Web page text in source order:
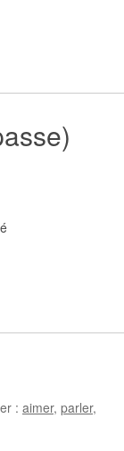
é
: aimer, parler,